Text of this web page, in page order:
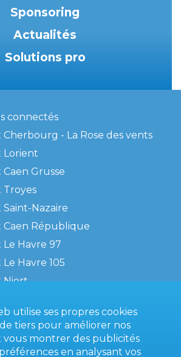
Sponsoring
Actualités
Solutions pro
connectés
- La Rose des vents
Lorient
Grusse
Troyes
Nazaire
République
Havre 97
Havre 105
Niort
utilise ses propres cookies
tiers pour améliorer nos
vous montrer des publicités
préférences en analysant vos